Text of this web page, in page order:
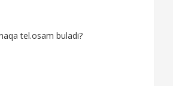
tel.osam buladi?